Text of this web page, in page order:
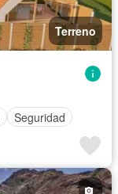
Terreno
Seguridad